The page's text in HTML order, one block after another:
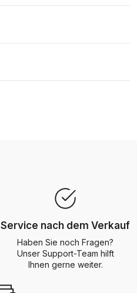
Service nach dem Verkauf
Haben Sie noch Fragen?
Unser Support-Team hilft
Ihnen gerne weiter.